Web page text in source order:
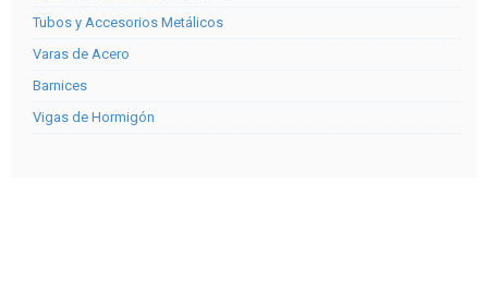
Tubos y Accesorios Metálicos
Varas de Acero
Barnices
Vigas de Hormigón